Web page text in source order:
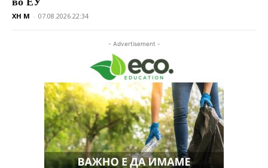
XH M - 07.08.2026 22:34
- Advertisement -